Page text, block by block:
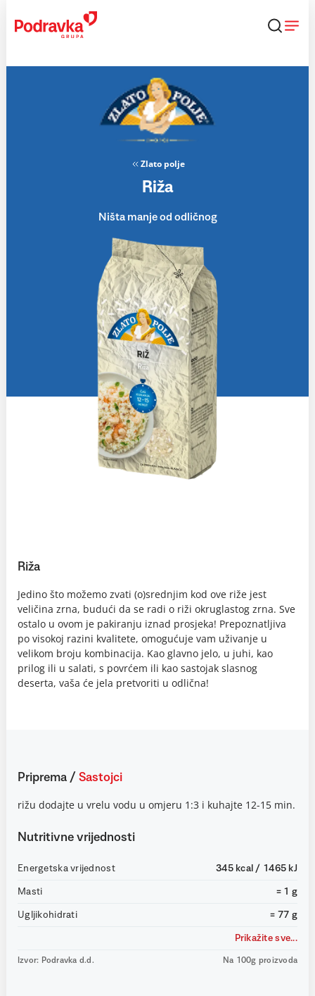
content
Zlato polje
Riža
Ništa manje od odličnog
Riža
Jedino što možemo zvati (o)srednjim kod ove riže jest
veličina zrna, budući da se radi o riži okruglastog zrna. Sve
ostalo u ovom je pakiranju iznad prosjeka! Prepoznatljiva
po visokoj razini kvalitete, omogućuje vam uživanje u
velikom broju kombinacija. Kao glavno jelo, u juhi, kao
prilog ili u salati, s povrćem ili kao sastojak slasnog
deserta, vaša će jela pretvoriti u odlična!
Priprema / Sastojci
rižu dodajte u vrelu vodu u omjeru 1:3 i kuhajte 12-15 min.
Nutritivne vrijednosti
Energetska vrijednost 345 kcal / 1465 kJ
Masti = 1 g
Ugljikohidrati = 77 g
Prikažite sve...
Izvor: Podravka d.d. Na 100g proizvoda